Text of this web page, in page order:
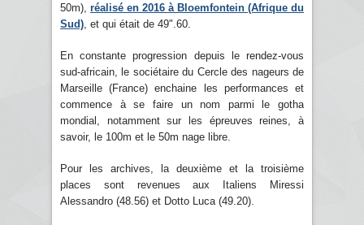
50m), réalisé en 2016 à Bloemfontein (Afrique du
Sud) , et qui était de 49".60.
En constante progression depuis le rendez-vous
sud-africain, le sociétaire du Cercle des nageurs de
Marseille (France) enchaine les performances et
commence à se faire un nom parmi le gotha
mondial, notamment sur les épreuves reines, à
savoir, le 100m et le 50m nage libre.
Pour les archives, la deuxième et la troisième
places sont revenues aux Italiens Miressi
Alessandro (48.56) et Dotto Luca (49.20).